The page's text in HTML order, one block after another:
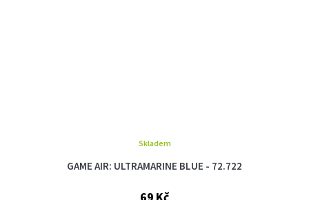
GAME AIR: ULTRAMARINE BLUE - 72.722
Skladem